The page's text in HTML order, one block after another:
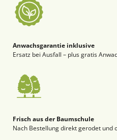
Anwachsgarantie inklusive
Ersatz bei Ausfall – plus gratis
Frisch aus der Baumschule
Nach Bestellung direkt gerodet und